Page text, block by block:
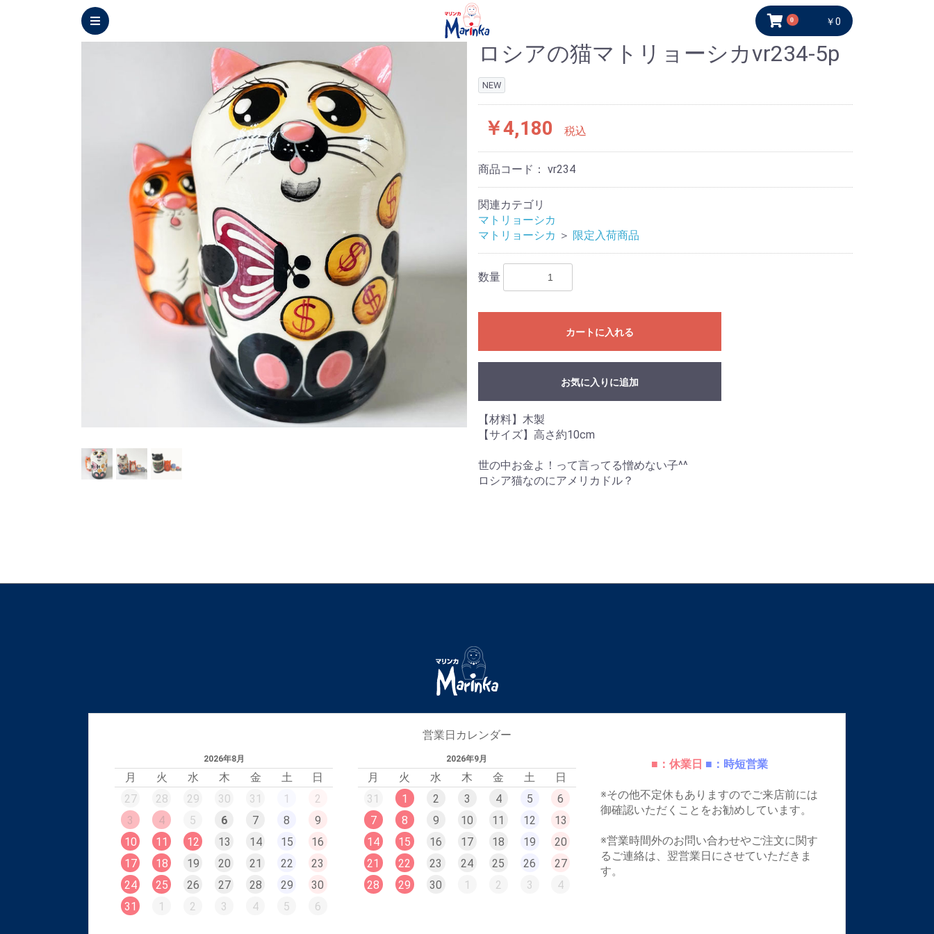
0 ￥0
ロシアの猫マトリョーシカvr234-5p
NEW
￥4,180 税込
商品コード： vr234
関連カテゴリ
マトリョーシカ
マトリョーシカ ＞ 限定入荷商品
数量
カートに入れる
お気に入りに追加
【材料】木製
【サイズ】高さ約10cm
世の中お金よ！って言ってる憎めない子^^
ロシア猫なのにアメリカドル？
営業日カレンダー
2026年8月
月 火 水 木 金 土
日
27
28 29 30 31 1
2
3
4 5 6 7 8
9
10
11 12 13 14 15
16
17
18 19 20 21 22
23
24
25 26 27 28 29
30
31
1 2 3 4 5 6
2026年9月
月 火 水 木 金 土
日
31
1 2 3 4 5
6
7
8 9 10 11 12
13
14
15 16 17 18 19
20
21
22 23 24 25 26
27
28
29 30 1 2 3 4
■：休業日 ■：時短営業
※その他不定休もありますのでご来店前には
御確認いただくことをお勧めしています。
※営業時間外のお問い合わせやご注文に関す
るご連絡は、翌営業日にさせていただきま
す。